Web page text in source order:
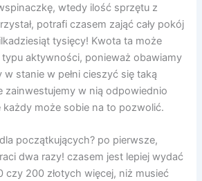
wtedy ilość sprzętu z
potrafi czasem zająć cały pokój
tysięcy! Kwota ta może
aktywności, ponieważ obawiamy
w stanie w pełni cieszyć się taką
zainwestujemy w nią odpowiednio
każdy może sobie na to pozwolić.
początkujących? po pierwsze,
dwa razy! czasem jest lepiej wydać
czy 200 złotych więcej, niż musieć